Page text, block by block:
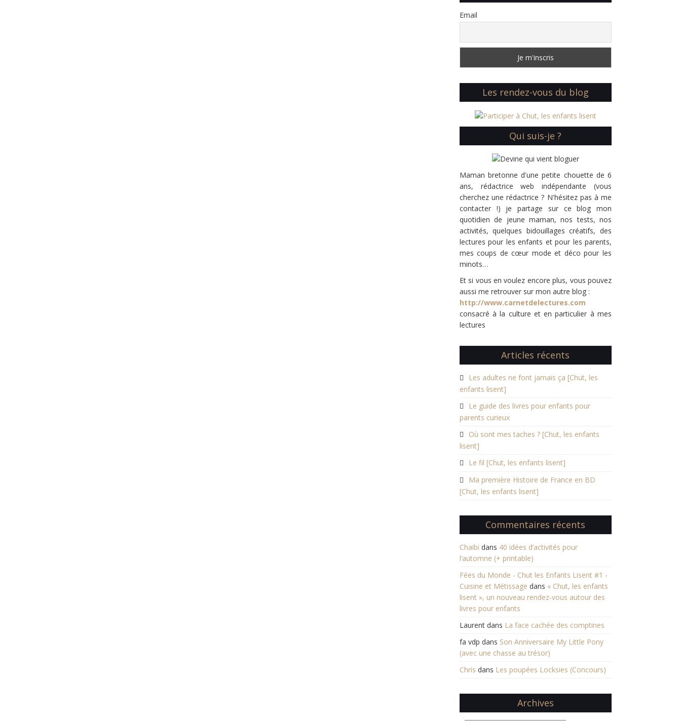
Email
Les rendez-vous du blog
Qui suis-je ?
Maman bretonne d'une petite chouette de 6
ans, rédactrice web indépendante (vous
cherchez une rédactrice ? N'hésitez pas à me
contacter !) je partage sur ce blog mon
quotidien de jeune maman, nos tests, nos
activités, quelques bidouillages créatifs, des
lectures pour les enfants et pour les parents,
mes coups de cœur mode et déco pour les
minots…
Et si vous en voulez encore plus, vous pouvez
aussi me retrouver sur mon autre blog :
http://www.carnetdelectures.com
consacré à la culture et en particulier à mes
lectures
Articles récents
Les adultes ne font jamais ça [Chut, les
enfants lisent]
Le guide des livres pour enfants pour
parents curieux
Où sont mes taches ? [Chut, les enfants
lisent]
Le fil [Chut, les enfants lisent]
Ma première Histoire de France en BD
[Chut, les enfants lisent]
Commentaires récents
Chaibi dans 40 idées d’activités pour
l’automne (+ printable)
Fées du Monde - Chut les Enfants Lisent #1 -
Cuisine et Métissage dans « Chut, les enfants
lisent », un nouveau rendez-vous autour des
livres pour enfants
Laurentdans La face cachée des comptines
fa vdp dans Son Anniversaire My Little Pony
(avec une chasse au trésor)
Chris dans Les poupées Locksies (Concours)
Archives